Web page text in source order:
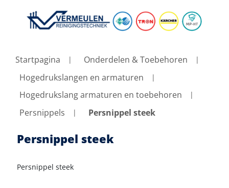
Startpagina
Onderdelen & Toebehoren
Hogedrukslangen en armaturen
Hogedrukslang armaturen en toebehoren
Persnippels
Persnippel steek
Persnippel steek
Persnippel steek